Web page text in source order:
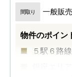
間取り 一般販
物件のポイン
５駅６路
銀座エリ